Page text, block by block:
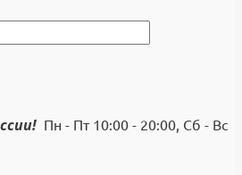
Пн - Пт 10:00 - 20:00, Сб - Вс